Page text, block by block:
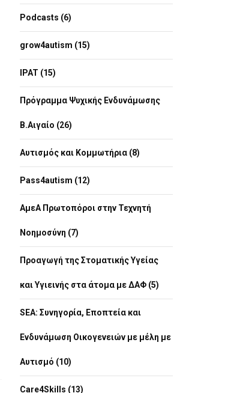
Podcasts (6)
grow4autism (15)
IPAT (15)
Πρόγραμμα Ψυχικής Ενδυνάμωσης
Β.Αιγαίο (26)
Αυτισμός και Κομμωτήρια (8)
Pass4autism (12)
ΑμεΑ Πρωτοπόροι στην Τεχνητή
Νοημοσύνη (7)
Προαγωγή της Στοματικής Υγείας
και Υγιεινής στα άτομα με ΔΑΦ (5)
SEA: Συνηγορία, Εποπτεία και
Ενδυνάμωση Οικογενειών με μέλη με
Αυτισμό (10)
Care4Skills (13)